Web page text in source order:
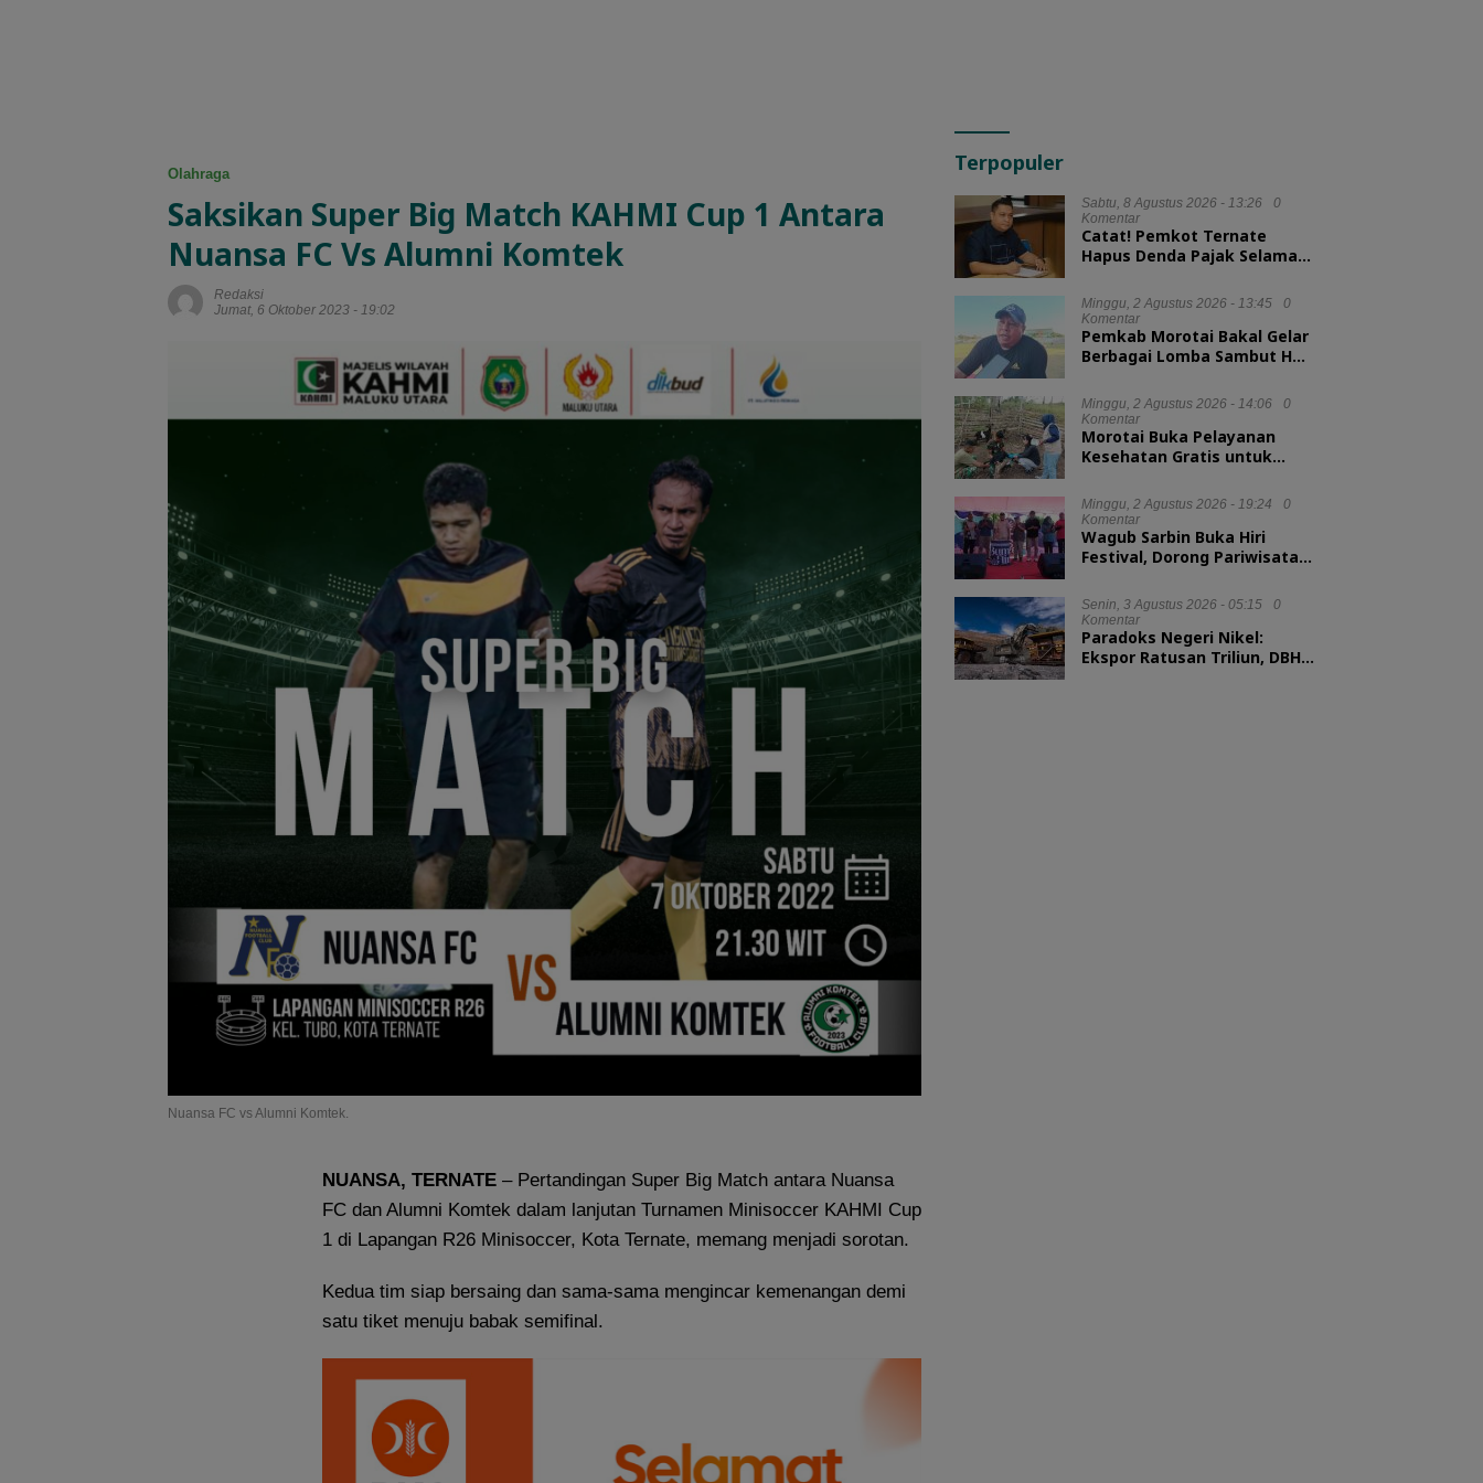
Olahraga
Saksikan Super Big Match KAHMI Cup 1 Antara
Nuansa FC Vs Alumni Komtek
Redaksi
Jumat, 6 Oktober 2023 - 19:02
Nuansa FC vs Alumni Komtek.
NUANSA, TERNATE – Pertandingan Super Big Match antara Nuansa
FC dan Alumni Komtek dalam lanjutan Turnamen Minisoccer KAHMI Cup
1 di Lapangan R26 Minisoccer, Kota Ternate, memang menjadi sorotan.
Kedua tim siap bersaing dan sama-sama mengincar kemenangan demi
satu tiket menuju babak semifinal.
Terpopuler
Sabtu, 8 Agustus 2026 - 13:26
0
Komentar
Catat! Pemkot Ternate
Hapus Denda Pajak Selama
Minggu, 2 Agustus 2026 - 13:45
0
Komentar
Pemkab Morotai Bakal Gelar
Berbagai Lomba Sambut HUT
Minggu, 2 Agustus 2026 - 14:06
0
Komentar
Morotai Buka Pelayanan
Kesehatan Gratis untuk
Minggu, 2 Agustus 2026 - 19:24
0
Komentar
Wagub Sarbin Buka Hiri
Festival, Dorong Pariwisata
Senin, 3 Agustus 2026 - 05:15
0
Komentar
Paradoks Negeri Nikel:
Ekspor Ratusan Triliun, DBH